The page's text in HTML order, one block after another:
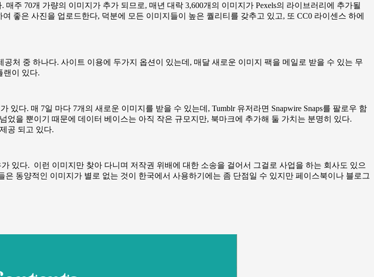
주 70개 가량의 이미지가 추가 되므로, 매년 대락 3,600개의 이미지가 Pexels의 라이브러리에 추가될
좋은 사진을 업로드한다, 덕분에 모든 이미지들이 높은 퀄리티를 갖추고 있고, 또 CC0 라이센스 하에
공처 중 하나다. 사이트 이용에 두가지 옵션이 있는데, 매달 새로운 이미지 팩을 메일로 받을 수 있는 무
랜이 있다.
있다. 매 7일 마다 7개의 새로운 이미지를 받을 수 있는데, Tumblr 유저라면 Snapwire Snaps를 팔로우 함
을 뿐이기 때문에 데이터 베이스는 아직 작은 규모지만, 북마크에 추가해 둘 가치는 분명히 있다.
공 되고 있다.
있다. 이런 이미지만 찾아 다니며 저작권 위배에 대한 소송을 걸어서 그걸로 사업을 하는 회사도 있으
동양적인 이미지가 별로 없는 것이 한국에서 사용하기에는 좀 단점일 수 있지만 페이스북이나 블로그